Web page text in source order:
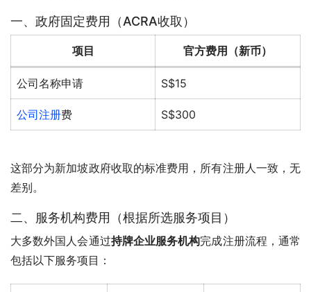
一、政府固定费用（ACRA收取）
项目 官方费用（新币）
公司名称申请 S$15
公司注册费 S$300
这部分为新加坡政府收取的标准费用，所有注册人一致，无
差别。
二、服务机构费用（根据所选服务项目）
大多数外国人会通过持牌企业服务机构完成注册流程，通常
包括以下服务项目：